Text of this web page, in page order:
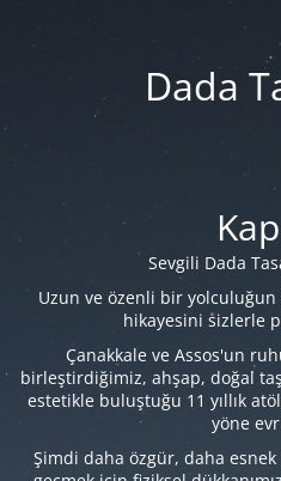
Dada
Sevgili Dada
Uzun ve özenli bir
hikayesini sizlerle
Çanakkale ve Assos'un
birleştirdiğimiz, ahşap, doğal
estetikle buluştuğu 11 yıllık
yöne
Şimdi daha özgür, daha